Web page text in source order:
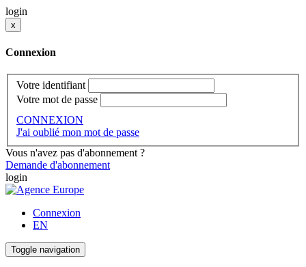
login
x
Connexion
Votre identifiant
Votre mot de passe
CONNEXION
J'ai oublié mon mot de passe
Vous n'avez pas d'abonnement ?
Demande d'abonnement
login
Connexion
EN
Toggle navigation